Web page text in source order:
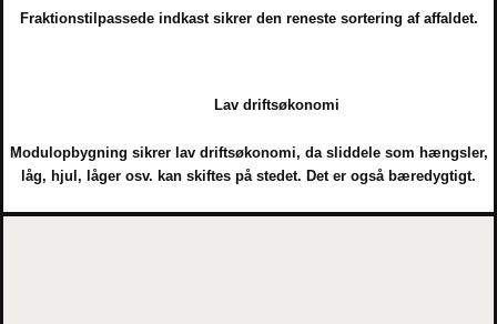
Fraktionstilpassede indkast sikrer den reneste sortering af affaldet.
Lav driftsøkonomi
Modulopbygning sikrer lav driftsøkonomi, da sliddele som hængsler,
låg, hjul, låger osv. kan skiftes på stedet. Det er også bæredygtigt.